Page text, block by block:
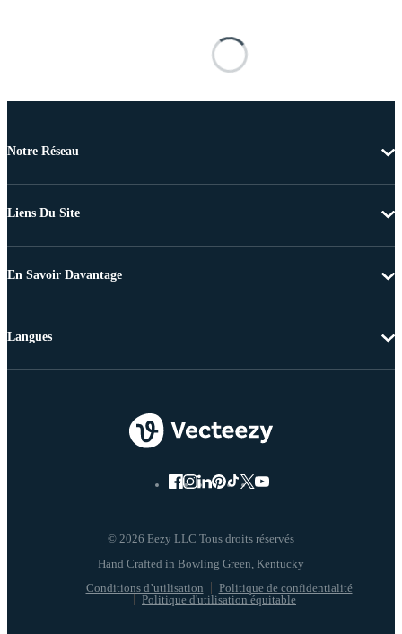
Notre Réseau
Liens Du Site
En Savoir Davantage
© 2026 Eezy LLC Tous droits réservés
Conditions d’utilisation
Politique de confidentialité
Politique d'utilisation équitable
Langues